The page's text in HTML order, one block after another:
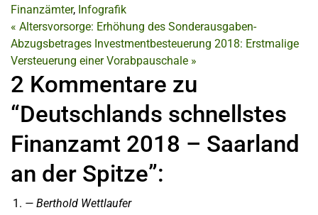
Finanzämter, Infografik
« Altersvorsorge: Erhöhung des Sonderausgaben-
Abzugsbetrages Investmentbesteuerung 2018: Erstmalige
Versteuerung einer Vorabpauschale »
2 Kommentare zu
“Deutschlands schnellstes
Finanzamt 2018 – Saarland
an der Spitze”:
Berthold Wettlaufer